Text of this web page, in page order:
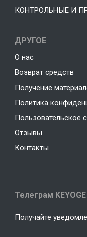
КОНТРОЛЬНЫЕ И
ДРУГОЕ
О нас
Возврат средств
Получение
Политика
Пользовательское
Отзывы
Контакты
Телеграм KEYOGE
Получайте